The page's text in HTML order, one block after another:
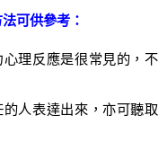
可供參考：
理反應是很常見的，不
人表達出來，亦可聽取